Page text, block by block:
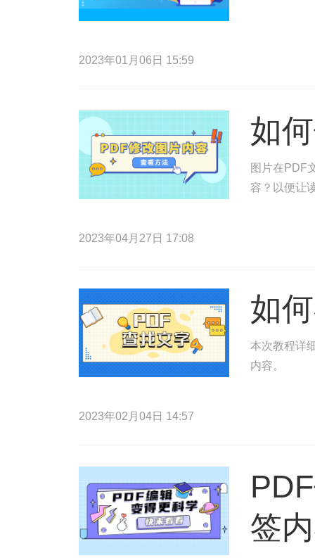
2023年01月06日 15:59
如
图片在PDF
容？以便让
2023年04月27日 17:08
如
本次教程详
内容。
2023年02月04日 14:57
签